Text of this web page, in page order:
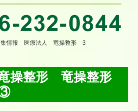
信 2019年発行
信 2020年発行
信 2021年発行
集情報 医療法人 竜操整形 3
操整形 竜操整形